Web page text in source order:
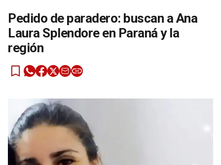
Pedido de paradero: buscan a Ana
Laura Splendore en Paraná y la
región